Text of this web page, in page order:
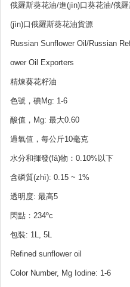
俄羅斯葵花油/進(jìn)口葵花油/俄
(jìn)口俄羅斯葵花油貨源
Russian Sunflower Oil/Russian
ower Oil Exporters
精煉葵花籽油
色號，碘Mg: 1-6
酸值，Mg: 最大0.60
過氧值，每公斤10毫克
水分和揮發(fā)物：0.10%以下
含磷質(zhì): 0.15 ~ 1%
透明度: 最高5
閃點：234ºc
包裝: 1L, 5L
Refined sunflower oil
Color Number, Mg Iodine: 1-6